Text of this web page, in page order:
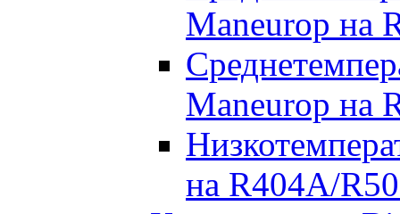
Maneurop на
Maneurop на
на R404A/